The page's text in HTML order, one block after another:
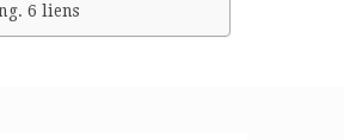
6 liens